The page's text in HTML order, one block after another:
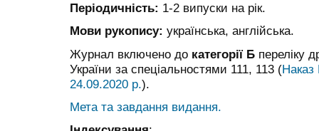
Періодичність: 1-2 випуски на рік.
Мови рукопису: українська, англійська.
Журнал включено до категорії Б переліку
України за спеціальностями 111, 113 (
24.09.2020 р.).
Мета та завдання видання.